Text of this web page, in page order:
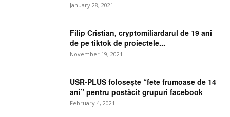
January 28, 2021
Filip Cristian, cryptomiliardarul de 19 ani
de pe tiktok de proiectele...
November 19, 2021
USR-PLUS folosește “fete frumoase de 14
ani” pentru postăcit grupuri facebook
February 4, 2021